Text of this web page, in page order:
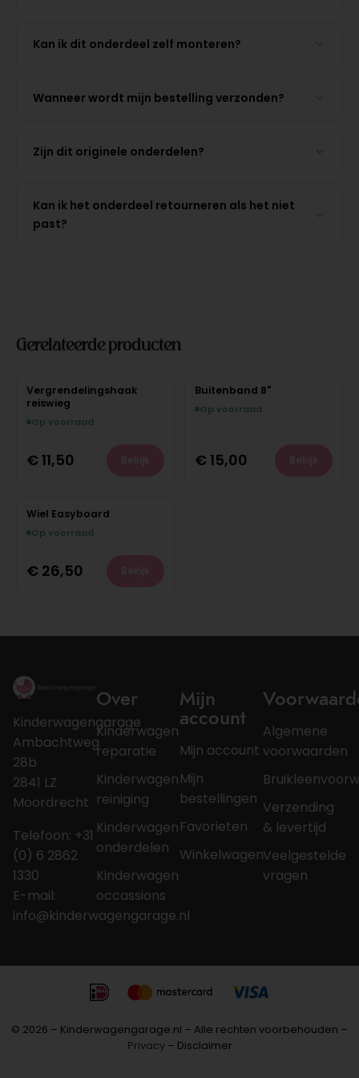
Kan ik dit onderdeel zelf monteren?
Wanneer wordt mijn bestelling verzonden?
Zijn dit originele onderdelen?
Kan ik het onderdeel retourneren als het niet
past?
Gerelateerde producten
Vergrendelingshaak
reiswieg
Op voorraad
€ 11,50
Buitenband 8"
Op voorraad
€ 15,00
Wiel Easyboard
Op voorraad
€ 26,50
Kinderwagengarage
Ambachtweg
28b
2841 LZ
Moordrecht
Telefoon: +31
(0) 6 2862
1330
E-mail:
info@kinderwagengarage.nl
Over
Kinderwagen
reparatie
Kinderwagen
reiniging
Kinderwagen
onderdelen
Kinderwagen
occassions
Mijn
account
Mijn account
Mijn
bestellingen
Favorieten
Winkelwagen
Algemene
voorwaarden
Verzending
& levertijd
Veelgestelde
vragen
© 2026 – Kinderwagengarage.nl – Alle rechten voorbehouden –
Privacy– Disclaimer